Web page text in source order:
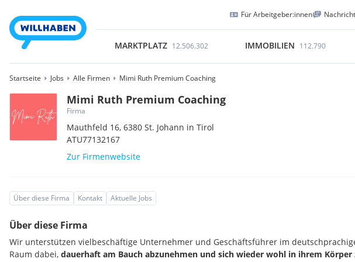
Für Arbeitgeber:innen
MARKTPLATZ 12.506.302 IMMOBILIEN 112.790
Startseite Jobs Alle Firmen Mimi Ruth Premium Coaching
Mimi Ruth Premium Coaching
Firma
Mauthfeld 16,6380St. Johann in Tirol
ATU77132167
Zur Firmenwebsite
Über diese Firma Kontakt Aktuelle Jobs
Über diese Firma
Wir unterstützen vielbeschäftige Unternehmer und Geschäftsführer im
Raum dabei, dauerhaft am Bauch abzunehmen und sich wieder wohl in ihrem Körper